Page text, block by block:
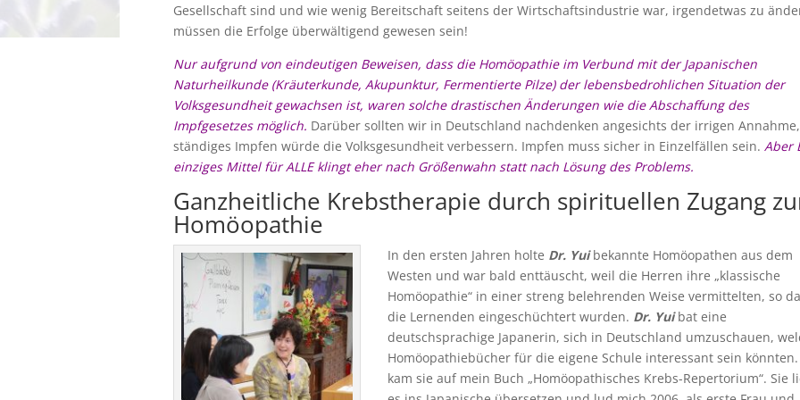
Gesellschaft sind und wie wenig Bereitschaft seitens der Wirtschaftsindustrie war, irgendetwas zu
müssen die Erfolge überwältigend gewesen sein!
Nur aufgrund von eindeutigen Beweisen, dass die Homöopathie im Verbund mit der Japanischen
Naturheilkunde (Kräuterkunde, Akupunktur, Fermentierte Pilze) der lebensbedrohlichen Situation der
Volksgesundheit gewachsen ist, waren solche drastischen Änderungen wie die Abschaffung des
Impfgesetzes möglich. Darüber sollten wir in Deutschland nachdenken angesichts der irrigen Annahme,
ständiges Impfen würde die Volksgesundheit verbessern. Impfen muss sicher in Einzelfällen sein. Aber
einziges Mittel für ALLE klingt eher nach Größenwahn statt nach Lösung des Problems.
Ganzheitliche Krebstherapie durch spirituellen Zugang
Homöopathie
In den ersten Jahren holte Dr. Yuibekannte Homöopathen aus dem
Westen und war bald enttäuscht, weil die Herren ihre „klassische
Homöopathie“ in einer streng belehrenden Weise vermittelten, so
die Lernenden eingeschüchtert wurden. Dr. Yuibat eine
deutschsprachige Japanerin, sich in Deutschland umzuschauen,
Homöopathiebücher für die eigene Schule interessant sein könnten.
kam sie auf mein Buch „Homöopathisches Krebs-Repertorium“. Sie